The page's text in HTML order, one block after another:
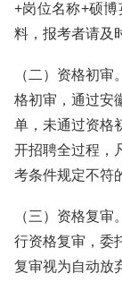
+岗位名称+硕
料，报考者请及
（二）资格初
格初审，通过安
单，未通过资格
开招聘全过程，
考条件规定不符
（三）资格复
行资格复审，委
复审视为自动放